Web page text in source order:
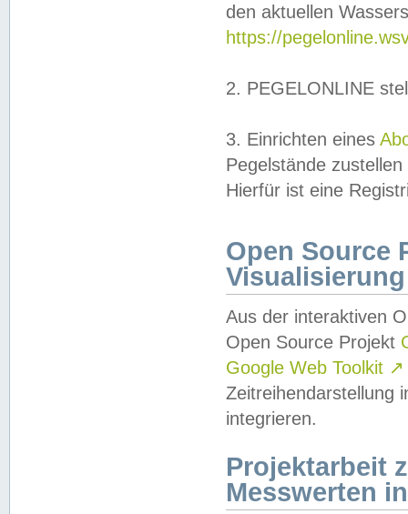
den aktuellen
https://
2. PEGELONLINE
3. Einrichten eines
Pegelstände
Hierfür ist eine
Open Source
Visualisierung
Aus der interaktiven
Open Source Projekt
Google Web Toolkit ↗
Zeitreihendarstellung
integrieren.
Projektarbeit
Messwerten